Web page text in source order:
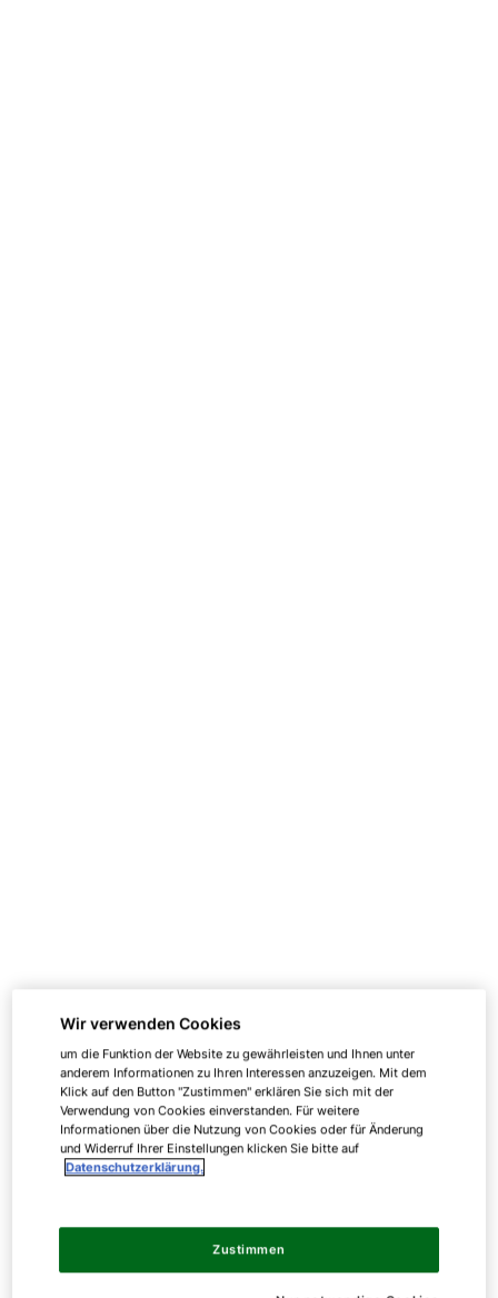
Wir verwenden Cookies
um die Funktion der Website zu gewährleisten und Ihnen unter
anderem Informationen zu Ihren Interessen anzuzeigen. Mit dem
Klick auf den Button "Zustimmen" erklären Sie sich mit der
Verwendung von Cookies einverstanden. Für weitere
Informationen über die Nutzung von Cookies oder für Änderung
und Widerruf Ihrer Einstellungen klicken Sie bitte auf
Datenschutzerklärung.
Zustimmen